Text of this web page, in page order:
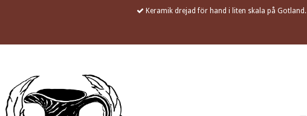
Keramik drejad för hand i liten skala på Gotland.